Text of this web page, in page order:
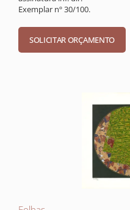
Exemplar nº 30/100.